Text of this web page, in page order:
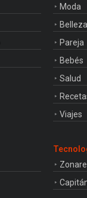
Moda
Belleza
Pareja
Bebés
Salud
Viajes